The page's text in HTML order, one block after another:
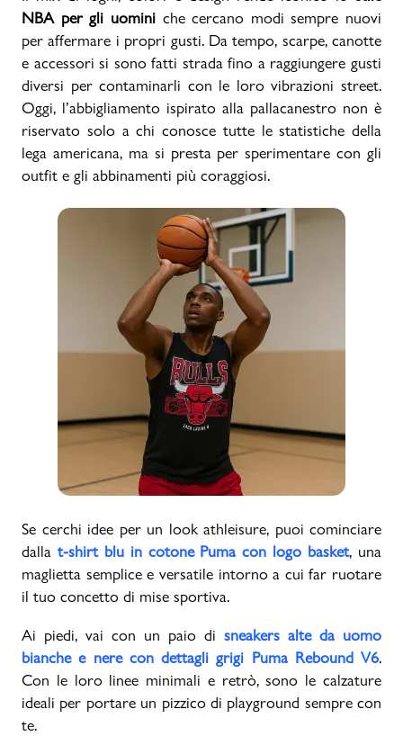
NBA per gli uominiche cercano modi sempre nuovi
per affermare i propri gusti. Da tempo, scarpe, canotte
e accessori si sono fatti strada fino a raggiungere gusti
diversi per contaminarli con le loro vibrazioni street.
Oggi, l’abbigliamento ispirato alla pallacanestro non è
riservato solo a chi conosce tutte le statistiche della
lega americana, ma si presta per sperimentare con gli
outfit e gli abbinamenti più coraggiosi.
Se cerchi idee per un look athleisure, puoi cominciare
dalla t-shirt blu in cotone Puma con logo basket, una
maglietta semplice e versatile intorno a cui far ruotare
il tuo concetto di mise sportiva.
Ai piedi, vai con un paio di sneakers alte da uomo
bianche e nere con dettagli grigi Puma Rebound V6.
Con le loro linee minimali e retrò, sono le calzature
ideali per portare un pizzico di playground sempre con
te.